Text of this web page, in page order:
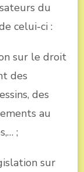
du
celui-ci :
sur le droit
des
des
au
;
sur